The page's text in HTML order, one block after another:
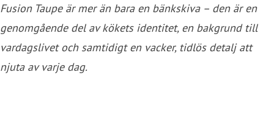
Fusion Taupe är mer än bara en bänkskiva – den är en
genomgående del av kökets identitet, en bakgrund till
vardagslivet och samtidigt en vacker, tidlös detalj att
njuta av varje dag.